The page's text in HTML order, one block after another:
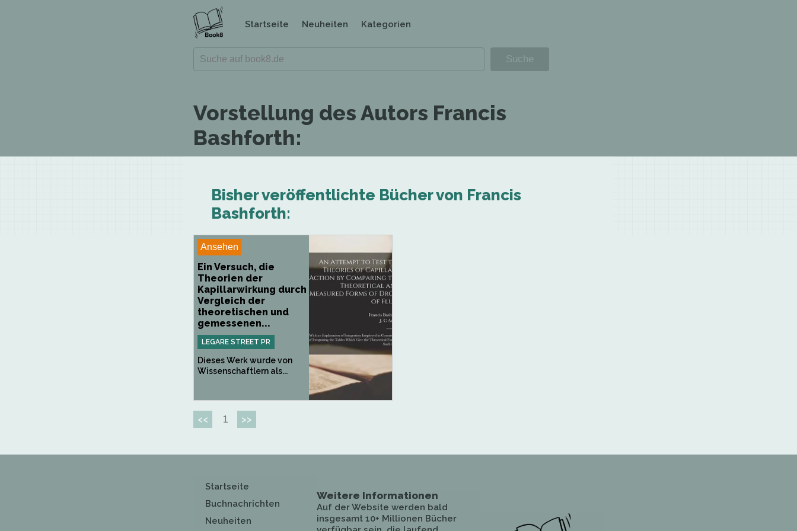
Startseite Neuheiten Kategorien
Vorstellung des Autors Francis
Bashforth:
Bisher veröffentlichte Bücher von Francis
Bashforth:
Ansehen
Ein Versuch, die
Theorien der
Kapillarwirkung durch
Vergleich der
theoretischen und
gemessenen...
LEGARE STREET PR
Dieses Werk wurde von
Wissenschaftlern als...
<< 1 >>
Startseite
Buchnachrichten
Neuheiten
Weitere Informationen
Auf der Website werden bald
insgesamt 10+ Millionen Bücher